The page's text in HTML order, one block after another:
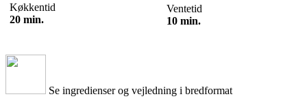
Køkkentid
20 min.
Ventetid
10 min.
Se ingredienser og vejledning i bredformat